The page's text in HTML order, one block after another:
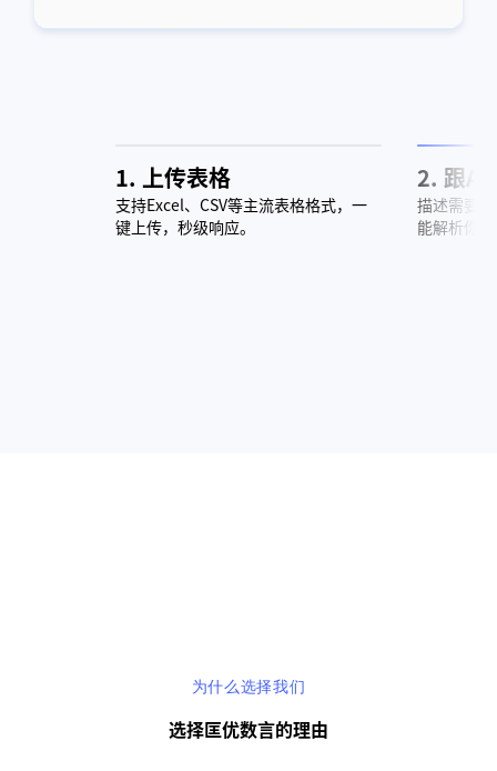
1. 上传表格
支持Excel、CSV等主流表格格式，一
键上传，秒级响应。
2. 跟AI
描述需要
能解析你
为什么选择我们
选择匡优数言的理由